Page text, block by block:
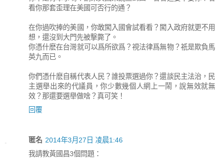
看你那套歪理在美國可否行的通？
在你過吹捧的美國，你敢闖入國會試看看？闖入政府就更不用
想，還沒到大門先被擊斃了。
你憑什麽在台灣就可以爲所欲爲？視法律爲無物？祇是欺負馬
英九而已。
你們憑什麽自稱代表人民？誰投票選過你？還談民主法治，民
主選舉出來的代議員，你少數幾個人網上一鬧，說無效就無
效？那還要選舉做啥？真可笑！
回覆
匿名 2014年3月27日 凌晨1:46
我請教黃國昌3個問題：